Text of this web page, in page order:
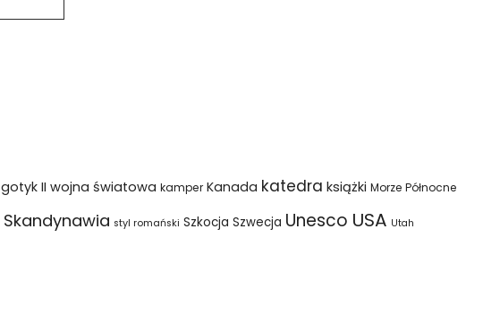
gotyk II wojna światowa kamper Kanada katedra książki Morze Północne
Skandynawia styl romański Szkocja Szwecja Unesco USA Utah